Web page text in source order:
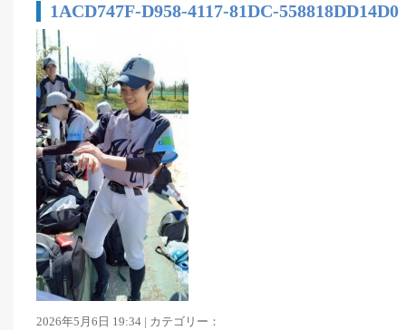
1ACD747F-D958-4117-81DC-558818DD14D0
2026年5月6日 19:34 | カテゴリー：